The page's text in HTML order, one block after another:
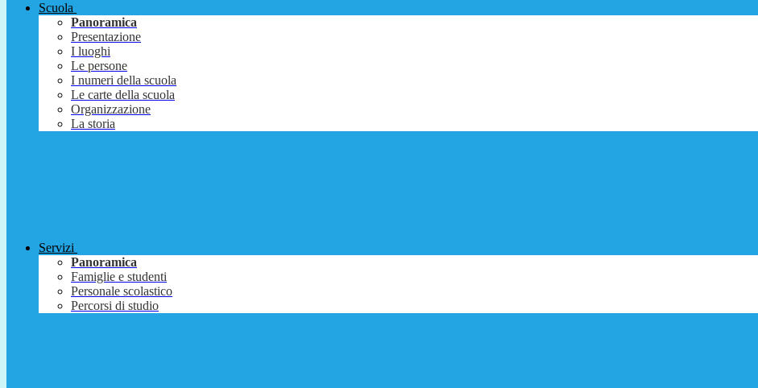
Scuola
Panoramica
Presentazione
I luoghi
Le persone
I numeri della scuola
Le carte della scuola
Organizzazione
La storia
Servizi
Panoramica
Famiglie e studenti
Personale scolastico
Percorsi di studio